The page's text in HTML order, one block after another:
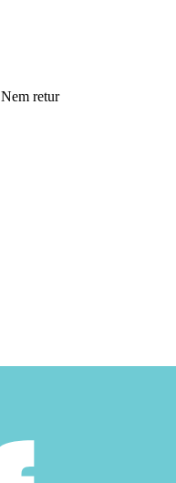
Nem retur